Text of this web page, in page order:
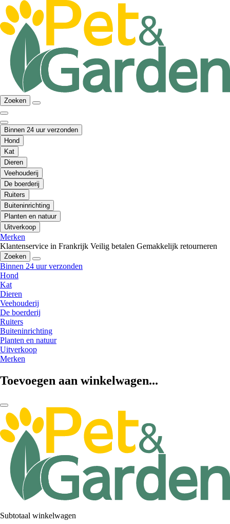
Zoeken
Binnen 24 uur verzonden
Hond
Kat
Dieren
Veehouderij
De boerderij
Ruiters
Buiteninrichting
Planten en natuur
Uitverkoop
Merken
Klantenservice in Frankrijk Veilig betalen Gemakkelijk retourneren
Zoeken
Binnen 24 uur verzonden
Hond
Kat
Dieren
Veehouderij
De boerderij
Ruiters
Buiteninrichting
Planten en natuur
Uitverkoop
Merken
Toevoegen aan winkelwagen...
Subtotaal winkelwagen